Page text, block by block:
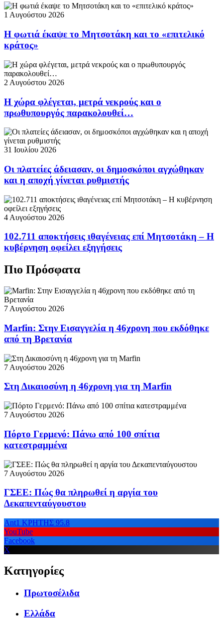
1 Αυγούστου 2026
Η φωτιά έκαψε το Μητσοτάκη και το «επιτελικό
κράτος»
2 Αυγούστου 2026
Η χώρα φλέγεται, μετρά νεκρούς και ο
πρωθυπουργός παρακολουθεί…
31 Ιουλίου 2026
Οι πλατείες άδειασαν, οι δημοσκόποι αγχώθηκαν
και η αποχή γίνεται ρυθμιστής
4 Αυγούστου 2026
102.711 αποκτήσεις ιθαγένειας επί Μητσοτάκη – Η
κυβέρνηση οφείλει εξηγήσεις
Πιο Πρόσφατα
7 Αυγούστου 2026
Marfin: Στην Εισαγγελία η 46χρονη που εκδόθηκε
από τη Βρετανία
7 Αυγούστου 2026
Στη Δικαιοσύνη η 46χρονη για τη Marfin
7 Αυγούστου 2026
Πόρτο Γερμενό: Πάνω από 100 σπίτια
κατεστραμμένα
7 Αυγούστου 2026
ΓΣΕΕ: Πώς θα πληρωθεί η αργία του
Δεκαπενταύγουστου
Ant1 ΚΡΗΤΗΣ 95.8
YouTube
Facebook
X
Κατηγορίες
Πρωτοσέλιδα
Ελλάδα